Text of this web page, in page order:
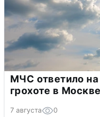
МЧС ответило
грохоте в Москве
7 августа 0